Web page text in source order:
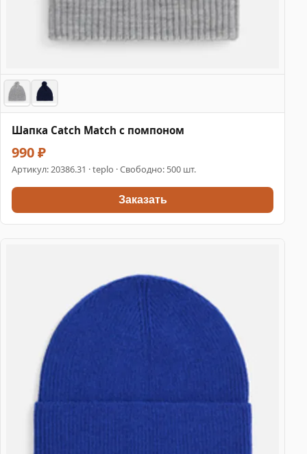
Шапка Catch Match с помпоном
990 ₽
Артикул: 20386.31 · teplo · Свободно: 500 шт.
Заказать